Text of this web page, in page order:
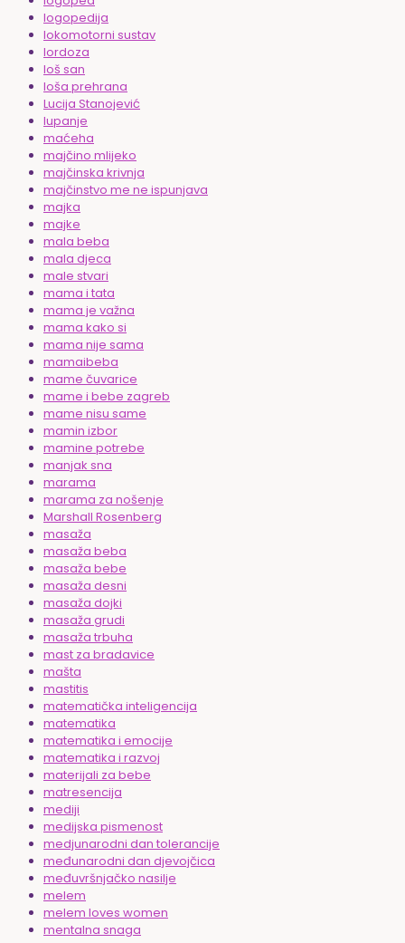
logopedija
lokomotorni sustav
lordoza
loš san
loša prehrana
Lucija Stanojević
lupanje
maćeha
majčino mlijeko
majčinska krivnja
majčinstvo me ne ispunjava
majka
majke
mala beba
mala djeca
male stvari
mama i tata
mama je važna
mama kako si
mama nije sama
mamaibeba
mame čuvarice
mame i bebe zagreb
mame nisu same
mamin izbor
mamine potrebe
manjak sna
marama
marama za nošenje
Marshall Rosenberg
masaža
masaža beba
masaža bebe
masaža desni
masaža dojki
masaža grudi
masaža trbuha
mast za bradavice
mašta
mastitis
matematička inteligencija
matematika
matematika i emocije
matematika i razvoj
materijali za bebe
matresencija
mediji
medijska pismenost
medjunarodni dan tolerancije
međunarodni dan djevojčica
međuvršnjačko nasilje
melem
melem loves women
mentalna snaga